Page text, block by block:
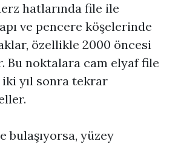
hatlarında file ile
ve pencere köşelerinde
özellikle 2000 öncesi
Bu noktalara cam elyaf file
yıl sonra tekrar
bulaşıyorsa, yüzey